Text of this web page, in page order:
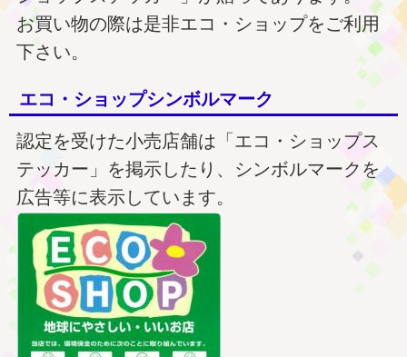
お買い物の際は是非エコ・ショップをご利用
下さい。
エコ・ショップシンボルマーク
認定を受けた小売店舗は「エコ・ショップス
テッカー」を掲示したり、シンボルマークを
広告等に表示しています。